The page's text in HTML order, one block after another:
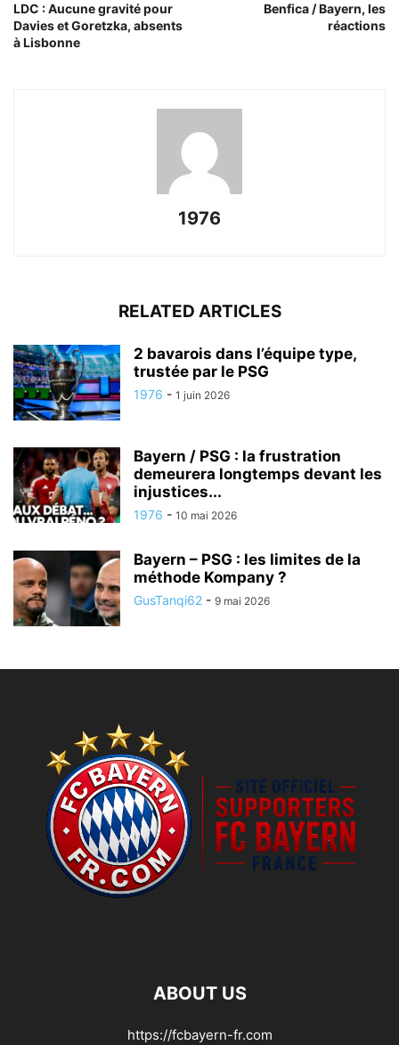
LDC : Aucune gravité pour
Davies et Goretzka, absents
à Lisbonne
Benfica / Bayern, les
réactions
1976
RELATED ARTICLES
2 bavarois dans l’équipe type,
trustée par le PSG
1976 - 1 juin 2026
Bayern / PSG : la frustration
demeurera longtemps devant les
injustices...
1976 - 10 mai 2026
Bayern – PSG : les limites de la
méthode Kompany ?
GusTanqi62 - 9 mai 2026
ABOUT US
https://fcbayern-fr.com